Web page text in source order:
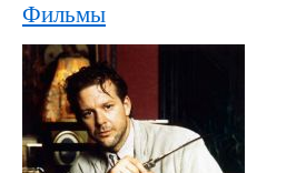
Фильмы